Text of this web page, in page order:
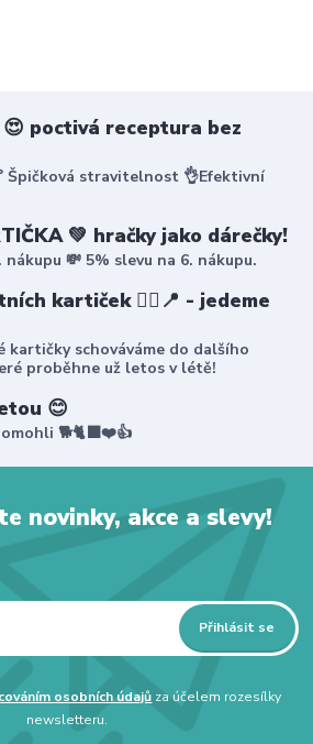
poctivá receptura bez
Špičková stravitelnost 👌Efektivní
💚 hračky jako dárečky!
💸 5% slevu na 6. nákupu.
kartiček 🤸‍♀️📍 - jedeme
kartičky schováváme do dalšího
proběhne už letos v létě!
😊
🐕🐈‍⬛❤️👍
novinky, akce a slevy!
Přihlásit se
osobních údajů za účelem rozesílky
newsletteru.